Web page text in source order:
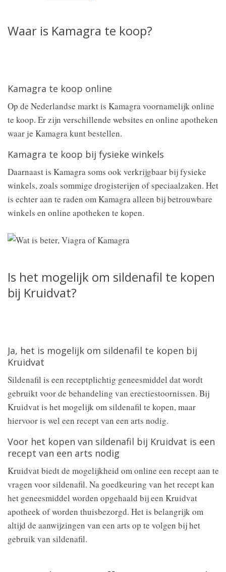
Waar is Kamagra te koop?
Kamagra te koop online
Op de Nederlandse markt is Kamagra voornamelijk online
te koop. Er zijn verschillende websites en online apotheken
waar je Kamagra kunt bestellen.
Kamagra te koop bij fysieke winkels
Daarnaast is Kamagra soms ook verkrijgbaar bij fysieke
winkels, zoals sommige drogisterijen of speciaalzaken. Het
is echter aan te raden om Kamagra alleen bij betrouwbare
winkels en online apotheken te kopen.
Is het mogelijk om sildenafil te kopen
bij Kruidvat?
Ja, het is mogelijk om sildenafil te kopen bij
Kruidvat
Sildenafil is een receptplichtig geneesmiddel dat wordt
gebruikt voor de behandeling van erectiestoornissen. Bij
Kruidvat is het mogelijk om sildenafil te kopen, maar
hiervoor is wel een recept van een arts nodig.
Voor het kopen van sildenafil bij Kruidvat is een
recept van een arts nodig
Kruidvat biedt de mogelijkheid om online een recept aan te
vragen voor sildenafil. Na goedkeuring van het recept kan
het geneesmiddel worden opgehaald bij een Kruidvat
apotheek of worden thuisbezorgd. Het is belangrijk om
altijd de aanwijzingen van een arts op te volgen bij het
gebruik van sildenafil.